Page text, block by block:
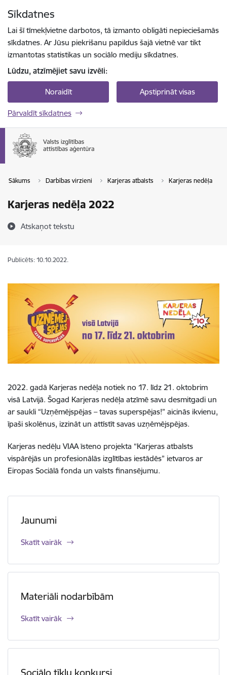
Sīkdatnes
Lai šī tīmekļvietne darbotos, tā izmanto obligāti nepieciešamās
sīkdatnes. Ar Jūsu piekrišanu papildus šajā vietnē var tikt
izmantotas statistikas un sociālo mediju sīkdatnes.
Lūdzu, atzīmējiet savu izvēli:
Noraidīt Apstiprināt visas
Pārvaldīt sīkdatnes
Sākums Darbības virzieni Karjeras atbalsts Karjeras nedēļa
Karjeras nedēļa 2022
Atskaņot tekstu
Publicēts: 10.10.2022.
2022. gadā Karjeras nedēļa notiek no 17. līdz 21. oktobrim
visā Latvijā. Šogad Karjeras nedēļa atzīmē savu desmitgadi un
ar saukli “Uzņēmējspējas – tavas superspējas!” aicinās ikvienu,
īpaši skolēnus, izzināt un attīstīt savas uzņēmējspējas.
Karjeras nedēļu VIAA īsteno projekta “Karjeras atbalsts
vispārējās un profesionālās izglītības iestādēs” ietvaros ar
Eiropas Sociālā fonda un valsts finansējumu.
Jaunumi
Skatīt vairāk
Materiāli nodarbībām
Skatīt vairāk